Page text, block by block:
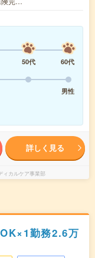
50代
60代
男性
詳しく見る
カルケア事業部
勤務2.6万